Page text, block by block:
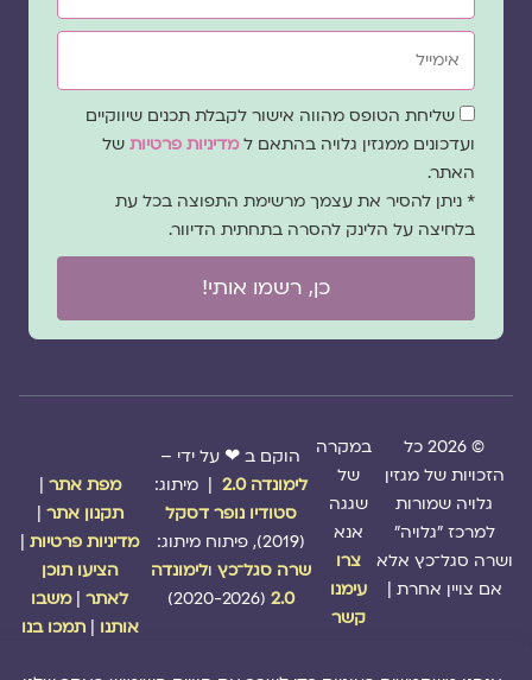
אימייל
שדהשליחת הטופס מהווה אישור לקבלת תכנים שיווקיים
ועדכונים ממגזין גלויה בהתאם ל מדיניות פרטיותשל
האתר.
* ניתן להסיר את עצמך מרשימת התפוצה בכל עת
בלחיצה על הלינק להסרה בתחתית הדיוור.
כן, רשמו אותי!
© 2026 כל
הזכויות של מגזין
גלויה שמורות
למרכז "גלויה"
ושרה סגל־כץ אלא
אם צויין אחרת |
במקרה
של
שגגה
אנא
צרו
עימנו
קשר
הוקם ב ❤ על ידי –
לימונדה 2.0
| מיתוג:
סטודיו נופר דסקל
שרה סגל־כץולימונדה
2.0
(2020-2026)
מפת אתר|
תקנון אתר|
מדיניות פרטיות|
הציעו תוכן
לאתר| משבו
אותנו| תמכו בנו